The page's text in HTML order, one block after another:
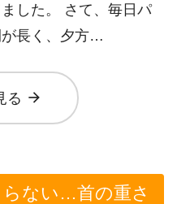
した。 さて、毎日パ
が長く、夕方…
る arrow_forward
らない…首の重さ